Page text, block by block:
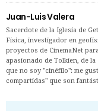
Juan-Luis Valera
Sacerdote de la Iglesia de
Física, investigador en
proyectos de CinemaNet
apasionado de Tolkien, de
que no soy "cinéfilo": me
compartidas" que son